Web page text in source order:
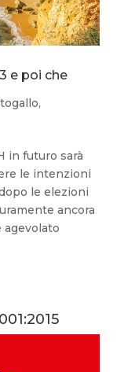
e poi che
,
in futuro sarà
le intenzioni
le elezioni
ancora